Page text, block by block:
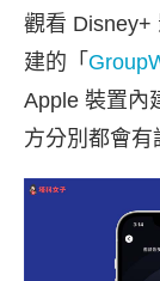
觀看 Disney+
建的「
Apple 裝置內
方分別都會有